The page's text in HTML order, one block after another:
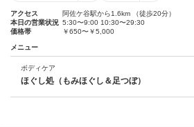
アクセス
阿佐ケ谷駅から1.6km （徒歩20分）
本日の営業状況 5:30〜9:00 10:30〜29:30
価格帯
￥650〜￥5,000
メニュー
ボディケア
ほぐし処（もみほぐし＆足つぼ）